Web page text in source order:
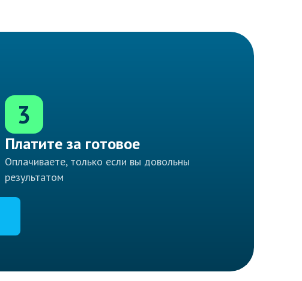
3
Платите за готовое
Оплачиваете, только если вы довольны
результатом